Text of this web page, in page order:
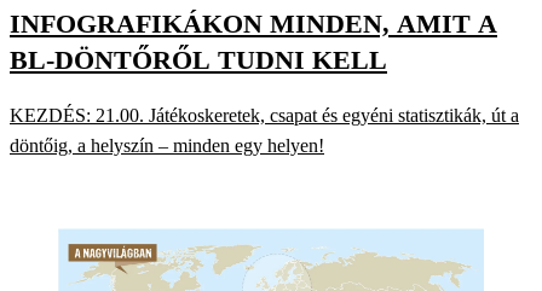
INFOGRAFIKÁKON MINDEN, AMIT A
BL-DÖNTŐRŐL TUDNI KELL
KEZDÉS: 21.00. Játékoskeretek, csapat és egyéni statisztikák, út a
döntőig, a helyszín – minden egy helyen!